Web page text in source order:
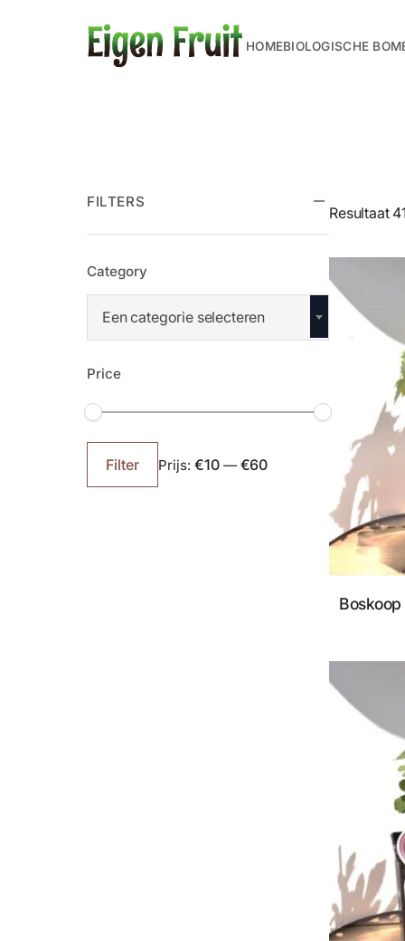
HOMEBIOLOGISCHE
FILTERS
Category
Een categorie selecteren
Price
Min.
prijs
Max.
prijsFilter Prijs: €10—€60
Resultaat